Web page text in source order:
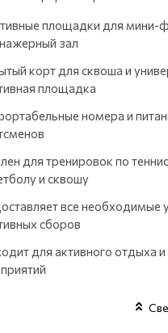
площадки для мини-
зал
корт для сквоша и
площадка
номера и
для тренировок по
и сквошу
все необходимые
сборов
для активного отдыха